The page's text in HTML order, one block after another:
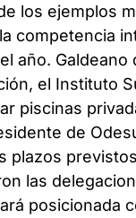
los ejemplos
competencia
año.
el Instituto
piscinas
de
plazos
las
posicionada